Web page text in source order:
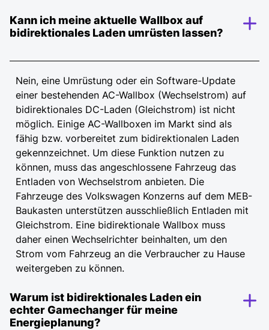
Kann ich meine aktuelle Wallbox auf
bidirektionales Laden umrüsten lassen?
Nein, eine Umrüstung oder ein Software-Update
einer bestehenden AC-Wallbox (Wechselstrom) auf
bidirektionales DC-Laden (Gleichstrom) ist nicht
möglich. Einige AC-Wallboxen im Markt sind als
fähig bzw. vorbereitet zum bidirektionalen Laden
gekennzeichnet. Um diese Funktion nutzen zu
können, muss das angeschlossene Fahrzeug das
Entladen von Wechselstrom anbieten. Die
Fahrzeuge des Volkswagen Konzerns auf dem MEB-
Baukasten unterstützen ausschließlich Entladen mit
Gleichstrom. Eine bidirektionale Wallbox muss
daher einen Wechselrichter beinhalten, um den
Strom vom Fahrzeug an die Verbraucher zu Hause
weitergeben zu können.
Warum ist bidirektionales Laden ein
echter Gamechanger für meine
Energieplanung?